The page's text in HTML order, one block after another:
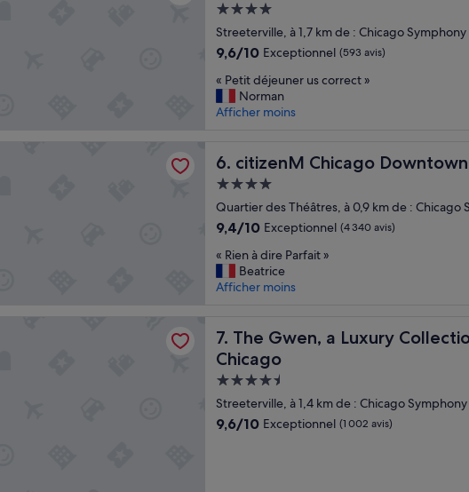
i
h
t
l
Hébergement
4.0 étoiles
Streeterville, à 1,7 km de : Chicago
9.6
10,
Exceptionnel,
(593 avis)
9,6/10 Exceptionnel (593 avis)
«
P
e
t
d
é
j
e
n
r
c
o
r
r
e
t
« Petit déjeuner us correct »
Norman
Afficher moins
6. citizenM Chicago Downtown
citizenM Chicago Downtown
Hébergement
4.0 étoiles
Quartier des Théâtres, à 0,9 km de : Chicago
9.4
10,
Exceptionnel,
(4 340 avis)
9,4/10 Exceptionnel (4 340 avis)
«
R
i
à
d
i
r
e
a
« Rien à dire Parfait »
Beatrice
Afficher moins
7. The Gwen, a Luxury
Chicago
The Gwen, a Luxury Collection Hotel,
Hébergement
4.5 étoiles
Streeterville, à 1,4 km de : Chicago
9.6
9,6/10 Exceptionnel (1 002 avis)